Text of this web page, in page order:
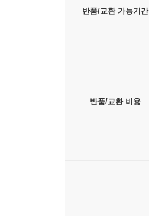
반품/교환 가능기간
반품/교환 비용